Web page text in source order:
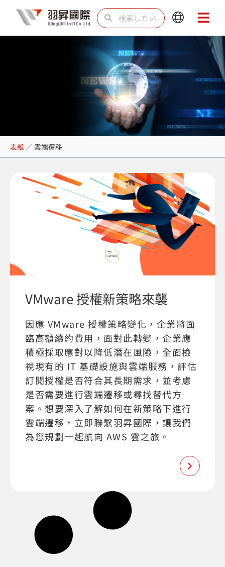
を
検
索 索
Main
Menu
Main
Menu
雲端遷移
表紙 ／ 雲端遷移
VMware 授權新策略來襲
因應 VMware 授權策略變化，企業將面
臨高額續約費用，面對此轉變，企業應
積極採取應對以降低潛在風險，全面檢
視現有的 IT 基礎設施與雲端服務，評估
訂閱授權是否符合其長期需求，並考慮
是否需要進行雲端遷移或尋找替代方
案。想要深入了解如何在新策略下進行
雲端遷移，立即聯繫羽昇國際，讓我們
為您規劃一起航向 AWS 雲之旅。